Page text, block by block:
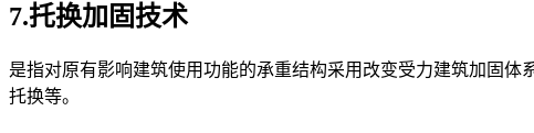
7.托换加固技术
是指对原有影响建筑使用功能的承重结构采用改变受力建筑加固
托换等。